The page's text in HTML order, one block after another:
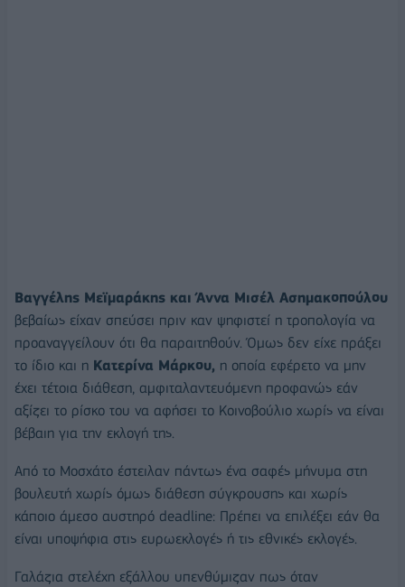
Βαγγέλης Μεϊμαράκης και Άννα Μισέλ Ασημακοπούλου
βεβαίως είχαν σπεύσει πριν καν ψηφιστεί η τροπολογία να
προαναγγείλουν ότι θα παραιτηθούν. Όμως δεν είχε πράξει
το ίδιο και η Κατερίνα Μάρκου, η οποία εφέρετο να μην
έχει τέτοια διάθεση, αμφιταλαντευόμενη προφανώς εάν
αξίζει το ρίσκο του να αφήσει το Κοινοβούλιο χωρίς να είναι
βέβαιη για την εκλογή της.
Από το Μοσχάτο έστειλαν πάντως ένα σαφές μήνυμα στη
βουλευτή χωρίς όμως διάθεση σύγκρουσης και χωρίς
κάποιο άμεσο αυστηρό deadline: Πρέπει να επιλέξει εάν θα
είναι υποψήφια στις ευρωεκλογές ή τις εθνικές εκλογές.
Γαλάζια στελέχη εξάλλου υπενθύμιζαν πως όταν